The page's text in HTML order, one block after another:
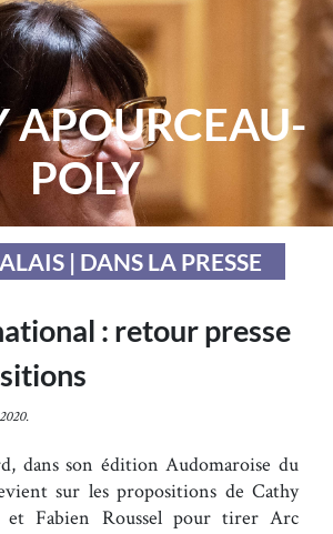
APOURCEAU-
POLY
| DANS LA PRESSE
: retour presse
dans son édition Audomaroise du
sur les propositions de Cathy
et Fabien Roussel pour tirer Arc